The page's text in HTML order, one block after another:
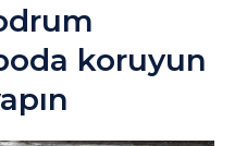
koruyun